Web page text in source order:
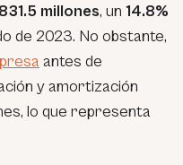
millones, un 14.8%
de 2023. No obstante,
antes de
y amortización
lo que representa